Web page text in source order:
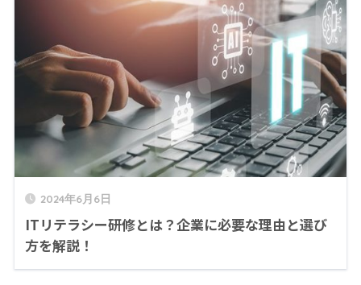
2024年6月6日
ITリテラシー研修とは？企業に必要な理由と選び
方を解説！